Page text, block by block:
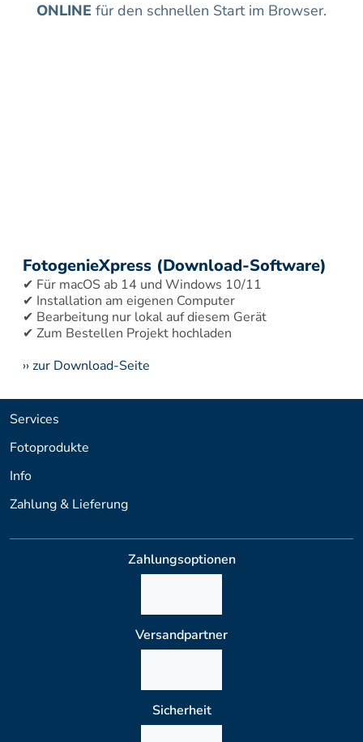
ONLINE für den schnellen Start im Browser.
FotogenieXpress (Download-Software)
✔ Für macOS ab 14 und Windows 10/11
✔ Installation am eigenen Computer
✔ Bearbeitung nur lokal auf diesem Gerät
›› zur Download-Seite
Services
Fotoprodukte
Info
Zahlung & Lieferung
Zahlungsoptionen
Versandpartner
Sicherheit